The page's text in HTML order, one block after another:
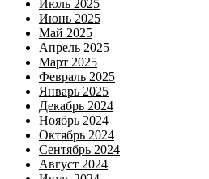
Июль 2025
Июнь 2025
Май 2025
Апрель 2025
Март 2025
Февраль 2025
Январь 2025
Декабрь 2024
Ноябрь 2024
Октябрь 2024
Сентябрь 2024
Август 2024